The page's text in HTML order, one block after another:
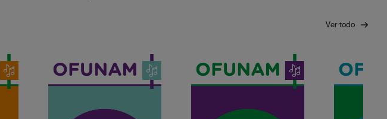
Ver todo